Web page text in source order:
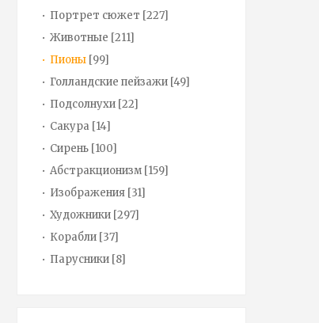
Портрет сюжет [227]
Животные [211]
Пионы [99]
Голландские пейзажи [49]
Подсолнухи [22]
Сакура [14]
Сирень [100]
Абстракционизм [159]
Изображения [31]
Художники [297]
Корабли [37]
Парусники [8]